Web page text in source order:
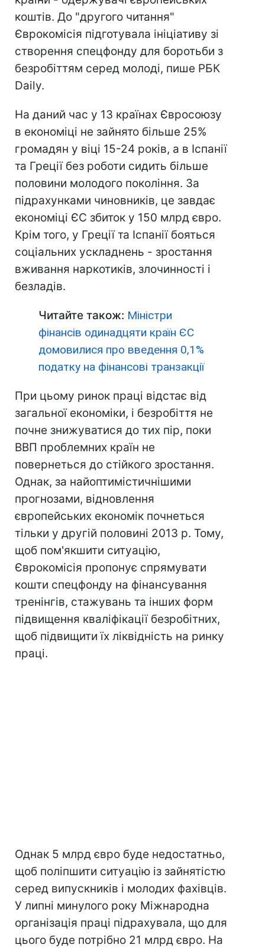
коштів. До "другого читання"
Єврокомісія підготувала ініціативу зі
створення спецфонду для боротьби з
безробіттям серед молоді, пише РБК
Daily.
На даний час у 13 країнах Євросоюзу
в економіці не зайнято більше 25%
громадян у віці 15-24 років, а в Іспанії
та Греції без роботи сидить більше
половини молодого покоління. За
підрахунками чиновників, це завдає
економіці ЄС збиток у 150 млрд євро.
Крім того, у Греції та Іспанії бояться
соціальних ускладнень - зростання
вживання наркотиків, злочинності і
безладів.
Читайте також: Міністри
фінансів одинадцяти країн ЄС
домовилися про введення 0,1%
податку на фінансові транзакції
При цьому ринок праці відстає від
загальної економіки, і безробіття не
почне знижуватися до тих пір, поки
ВВП проблемних країн не
повернеться до стійкого зростання.
Однак, за найоптимістичнішими
прогнозами, відновлення
європейських економік почнеться
тільки у другій половині 2013 р. Тому,
щоб пом'якшити ситуацію,
Єврокомісія пропонує спрямувати
кошти спецфонду на фінансування
тренінгів, стажувань та інших форм
підвищення кваліфікації безробітних,
щоб підвищити їх ліквідність на ринку
праці.
Однак 5 млрд євро буде недостатньо,
щоб поліпшити ситуацію із зайнятістю
серед випускників і молодих фахівців.
У липні минулого року Міжнародна
організація праці підрахувала, що для
цього буде потрібно 21 млрд євро. На